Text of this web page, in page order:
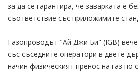
за да се гарантира, че заварката е
съответствие със приложимите
Газопроводът "Ай Джи Би" (IGB)
със съседните оператори в двете
начин физическият пренос на газ